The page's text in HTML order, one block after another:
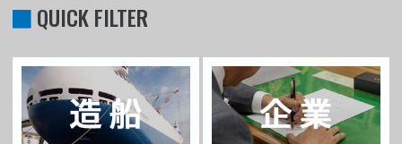
QUICK FILTER